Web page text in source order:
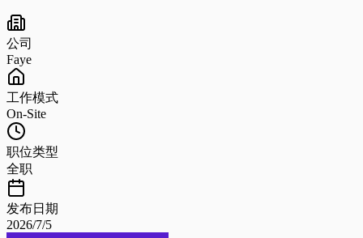
公司
Faye
工作模式
On-Site
职位类型
全职
发布日期
2026/7/5